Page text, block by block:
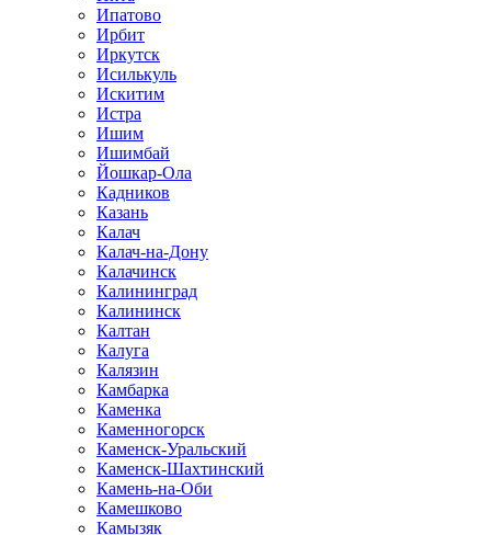
Ипатово
Ирбит
Иркутск
Исилькуль
Искитим
Истра
Ишим
Ишимбай
Йошкар-Ола
Кадников
Казань
Калач
Калач-на-Дону
Калачинск
Калининград
Калининск
Калтан
Калуга
Калязин
Камбарка
Каменка
Каменногорск
Каменск-Уральский
Каменск-Шахтинский
Камень-на-Оби
Камешково
Камызяк